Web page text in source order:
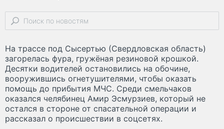
На трассе под Сысертью (Свердловская область)
загорелась фура, гружёная резиновой крошкой.
Десятки водителей остановились на обочине,
вооружившись огнетушителями, чтобы оказать
помощь до прибытия МЧС. Среди смельчаков
оказался челябинец Амир Эсмурзиев, который не
остался в стороне от спасательной операции и
рассказал о происшествии в соцсетях.